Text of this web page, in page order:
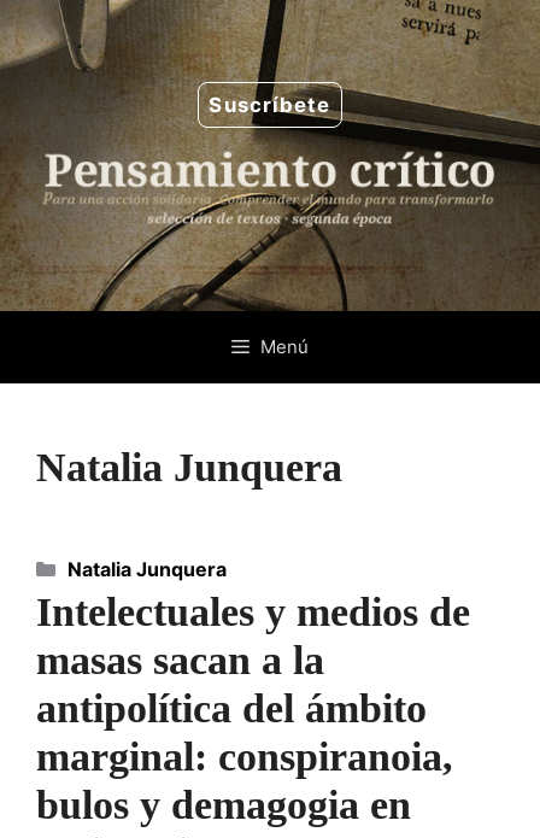
Saltar
al
contenido
Suscríbete
Menú
Natalia Junquera
Intelectuales y medios de
masas sacan a la
antipolítica del ámbito
marginal: conspiranoia,
bulos y demagogia en
Categorías
Natalia Junquera